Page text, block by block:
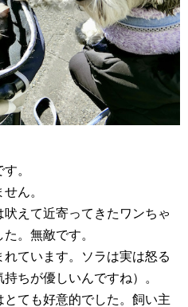
。
ん。
えて近寄ってきたワンちゃ
。無敵です。
ています。ソラは実は怒る
ちが優しいんですね）。
ても好意的でした。飼い主